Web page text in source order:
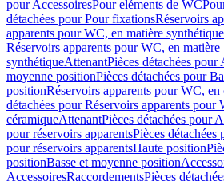
pour AccessoiresPour eléments de WC
détachées pour Pour fixationsRéservoirs
apparents pour WC, en matière synthétique
Réservoirs apparents pour WC, en matière
synthétiqueAttenantPièces détachées pour
moyenne positionPièces détachées pour
positionRéservoirs apparents pour WC, en
détachées pour Réservoirs apparents pour
céramiqueAttenantPièces détachées pour
pour réservoirs apparentsPièces détachées
pour réservoirs apparentsHaute position
positionBasse et moyenne position
AccessoiresRaccordementsPièces